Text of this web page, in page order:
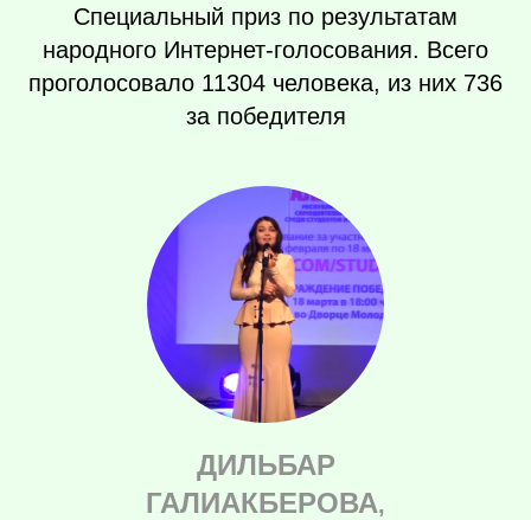
Специальный приз по результатам
народного Интернет-голосования. Всего
проголосовало 11304 человека, из них 736
за победителя
ДИЛЬБАР
ГАЛИАКБЕРОВА,